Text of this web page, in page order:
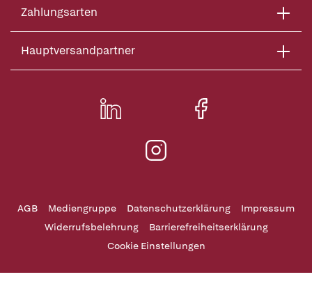
Zahlungsarten
Hauptversandpartner
AGB Mediengruppe Datenschutzerklärung
Impressum
Widerrufsbelehrung
Barrierefreiheitserklärung
Cookie Einstellungen